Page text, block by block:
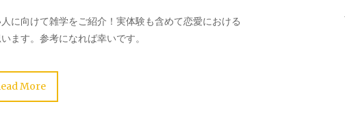
に向けて雑学をご紹介！実体験も含めて恋愛における
ます。参考になれば幸いです。
More